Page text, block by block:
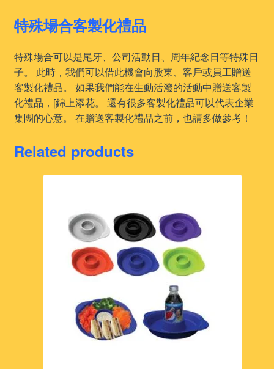
特殊場合客製化禮品
特殊場合可以是尾牙、公司活動日、周年紀念日等特殊日
子。 此時，我們可以借此機會向股東、客戶或員工贈送
客製化禮品。 如果我們能在生動活潑的活動中贈送客製
化禮品，[錦上添花。 還有很多客製化禮品可以代表企業
集團的心意。 在贈送客製化禮品之前，也請多做參考！
Related products